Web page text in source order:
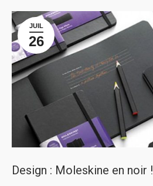
JUIL
26
Design : Moleskine en noir !